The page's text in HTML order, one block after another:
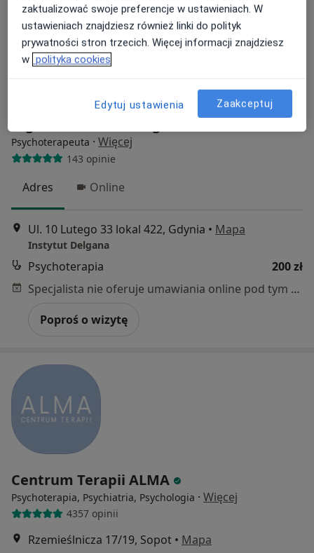
Psychoterapeuta · Więcej
143 opinie
Adres Online
Ul. 10 Lutego 33 lokal 422, Gdynia • Mapa
Instytut Delgana
Psychoterapia
200 zł
Specjalista nie oferuje umawiania online pod tym adresem.
Poproś o wizytę
Centrum Terapii ALMA
Psychoterapia, Psychiatria, Psychologia · Więcej
4357 opinii
Rzemieślnicza 17/19, Sopot • Mapa
zaktualizować swoje preferencje w ustawieniach. W
ustawieniach znajdziesz również linki do polityk
prywatności stron trzecich. Więcej informacji znajdziesz
w polityka cookies
Edytuj ustawienia Zaakceptuj